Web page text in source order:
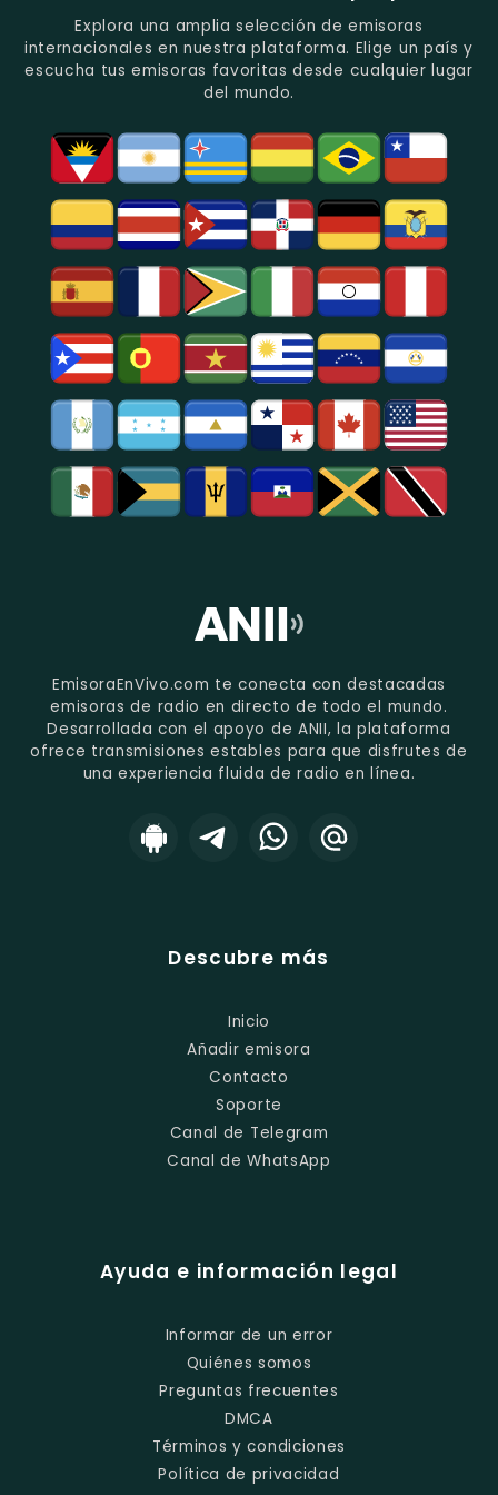
Recuerdo
En
Quito.
Los
Deportes
En
Guayaquil.
Folclore
En
Azogues.
Explora una amplia selección de emisoras
internacionales en nuestra plataforma. Elige un país y
escucha tus emisoras favoritas desde cualquier lugar
del mundo.
EmisoraEnVivo.com te conecta con destacadas
emisoras de radio en directo de todo el mundo.
Desarrollada con el apoyo de ANII, la plataforma
ofrece transmisiones estables para que disfrutes de
una experiencia fluida de radio en línea.
Descubre más
Inicio
Añadir emisora
Contacto
Soporte
Canal de Telegram
Canal de WhatsApp
Ayuda e información legal
Informar de un error
Quiénes somos
Preguntas frecuentes
DMCA
Términos y condiciones
Política de privacidad